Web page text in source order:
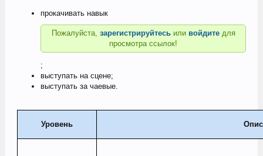
прокачивать навык
Пожалуйста, зарегистрируйтесьили войдите для
просмотра ссылок!
;
выступать на сцене;
выступать за чаевые.
Уровень